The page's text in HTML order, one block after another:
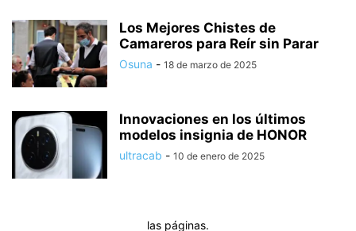
Los Mejores Chistes de
Camareros para Reír sin Parar
Osuna - 18 de marzo de 2025
Innovaciones en los últimos
modelos insignia de HONOR
ultracab - 10 de enero de 2025
las páginas.